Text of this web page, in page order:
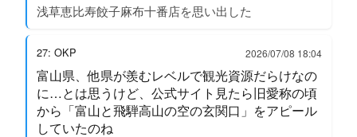
浅草恵比寿餃子麻布十番店を思い出した
27: OKP 2026/07/08 18:04
富山県、他県が羨むレベルで観光資源だらけなの
に…とは思うけど、公式サイト見たら旧愛称の頃
から「富山と飛騨高山の空の玄関口」をアピール
していたのね